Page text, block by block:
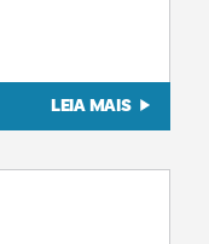
LEIA MAIS